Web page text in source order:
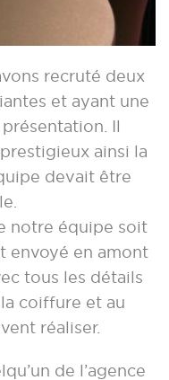
recruté deux
et ayant une
Il
ainsi la
devait être
notre équipe soit
envoyé en amont
tous les détails
la coiffure et au
réaliser.
de l’agence